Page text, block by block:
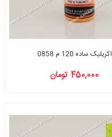
اکریلیک ساده 120 م 0858
450,000 تومان